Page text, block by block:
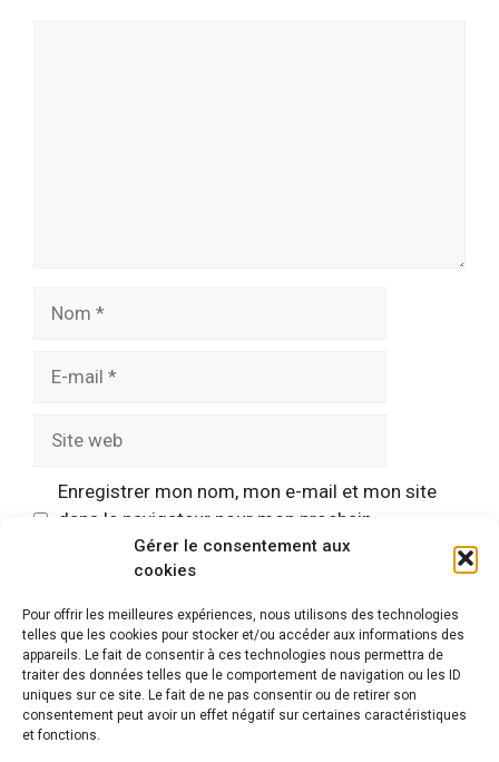
Gérer le consentement aux
cookies
Pour offrir les meilleures expériences, nous utilisons des technologies
telles que les cookies pour stocker et/ou accéder aux informations des
appareils. Le fait de consentir à ces technologies nous permettra de
traiter des données telles que le comportement de navigation ou les ID
uniques sur ce site. Le fait de ne pas consentir ou de retirer son
consentement peut avoir un effet négatif sur certaines caractéristiques
et fonctions.
Enregistrer mon nom, mon e-mail et mon site
dans le navigateur pour mon prochain
commentaire.